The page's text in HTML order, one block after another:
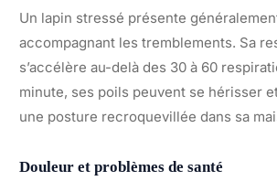
Un lapin stressé présente
accompagnant les tremblements. Sa
s’accélère au-delà des 30 à 60
minute, ses poils peuvent se hérisser
une posture recroquevillée dans sa
Douleur et problèmes de santé